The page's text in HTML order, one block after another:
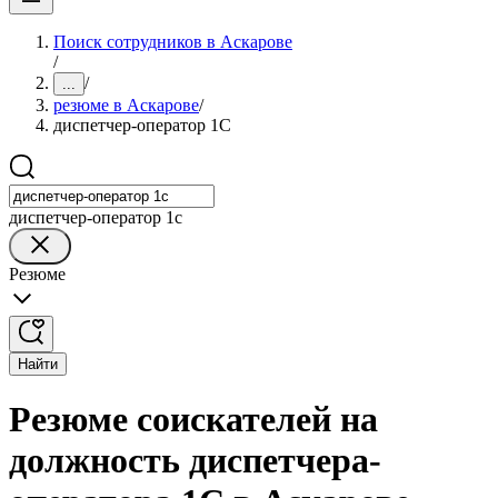
Поиск сотрудников в Аскарове
/
... /
резюме в Аскарове/
диспетчер-оператор 1С
диспетчер-оператор 1с
Резюме
Найти
Резюме соискателей на
должность диспетчера-